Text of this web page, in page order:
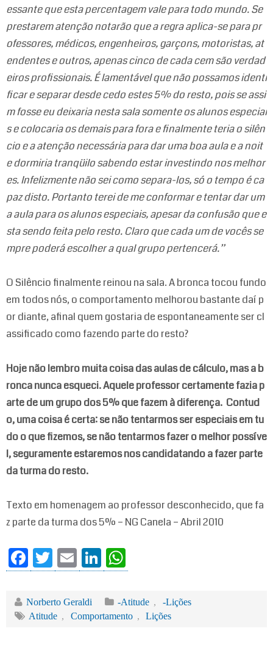
essante que esta percentagem vale para todo mundo. Se
prestarem atenção notarão que a regra aplica-se para pr
ofessores, médicos, engenheiros, garçons, motoristas, at
endentes e outros, apenas cinco de cada cem são verdad
eiros profissionais. É lamentável que não possamos identi
ficar e separar desde cedo estes 5% do resto, pois se assi
m fosse eu deixaria nesta sala somente os alunos especiai
s e colocaria os demais para fora e finalmente teria o silên
cio e a atenção necessária para dar uma boa aula e a noit
e dormiria tranqüilo sabendo estar investindo nos melhor
es. Infelizmente não sei como separa-los, só o tempo é ca
paz disto. Portanto terei de me conformar e tentar dar um
a aula para os alunos especiais, apesar da confusão que e
sta sendo feita pelo resto. Claro que cada um de vocês se
mpre poderá escolher a qual grupo pertencerá.”
O Silêncio finalmente reinou na sala. A bronca tocou fundo
em todos nós, o comportamento melhorou bastante daí p
or diante, afinal quem gostaria de espontaneamente ser cl
assificado como fazendo parte do resto?
Hoje não lembro muita coisa das aulas de cálculo, mas a b
ronca nunca esqueci. Aquele professor certamente fazia p
arte de um grupo dos 5% que fazem à diferença. Contud
o, uma coisa é certa: se não tentarmos ser especiais em tu
do o que fizemos, se não tentarmos fazer o melhor possíve
l, seguramente estaremos nos candidatando a fazer parte
da turma do resto.
Texto em homenagem ao professor desconhecido, que fa
z parte da turma dos 5% – NG Canela – Abril 2010
Fa
ce
bo
ok
T
wi
tte
r
E
m
ail
Li
nk
ed
In
ha
ts
A
Norberto Geraldi -Atitude ,
-Lições
Atitude , Comportamento , Lições